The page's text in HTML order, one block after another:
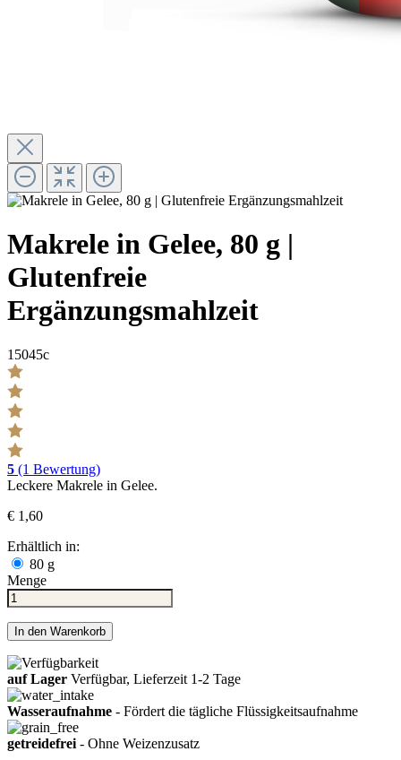
Makrele in Gelee, 80 g |
Glutenfreie
Ergänzungsmahlzeit
15045c
5 (1 Bewertung)
Leckere Makrele in Gelee.
€ 1,60
Erhältlich in:
80 g
Menge
In den Warenkorb
auf Lager Verfügbar, Lieferzeit 1-2 Tage
Wasseraufnahme - Fördert die tägliche Flüssigkeitsaufnahme
getreidefrei - Ohne Weizenzusatz